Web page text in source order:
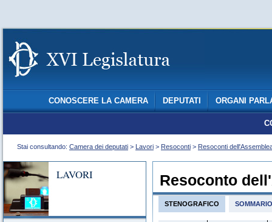
CONOSCERE LA CAMERA DEPUTATI ORGANI
Stai consultando: Camera dei deputati > Lavori > Resoconti > Resoconti
LAVORI Resoconto
STENOGRAFICO SOMMARIO